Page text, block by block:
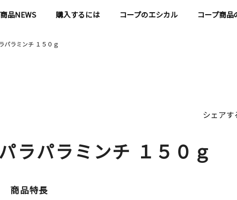
品NEWS 購入するには コープのエシカル コープ商品
パラミンチ １５０ｇ
シェアす
ラパラミンチ １５０ｇ
商品特長